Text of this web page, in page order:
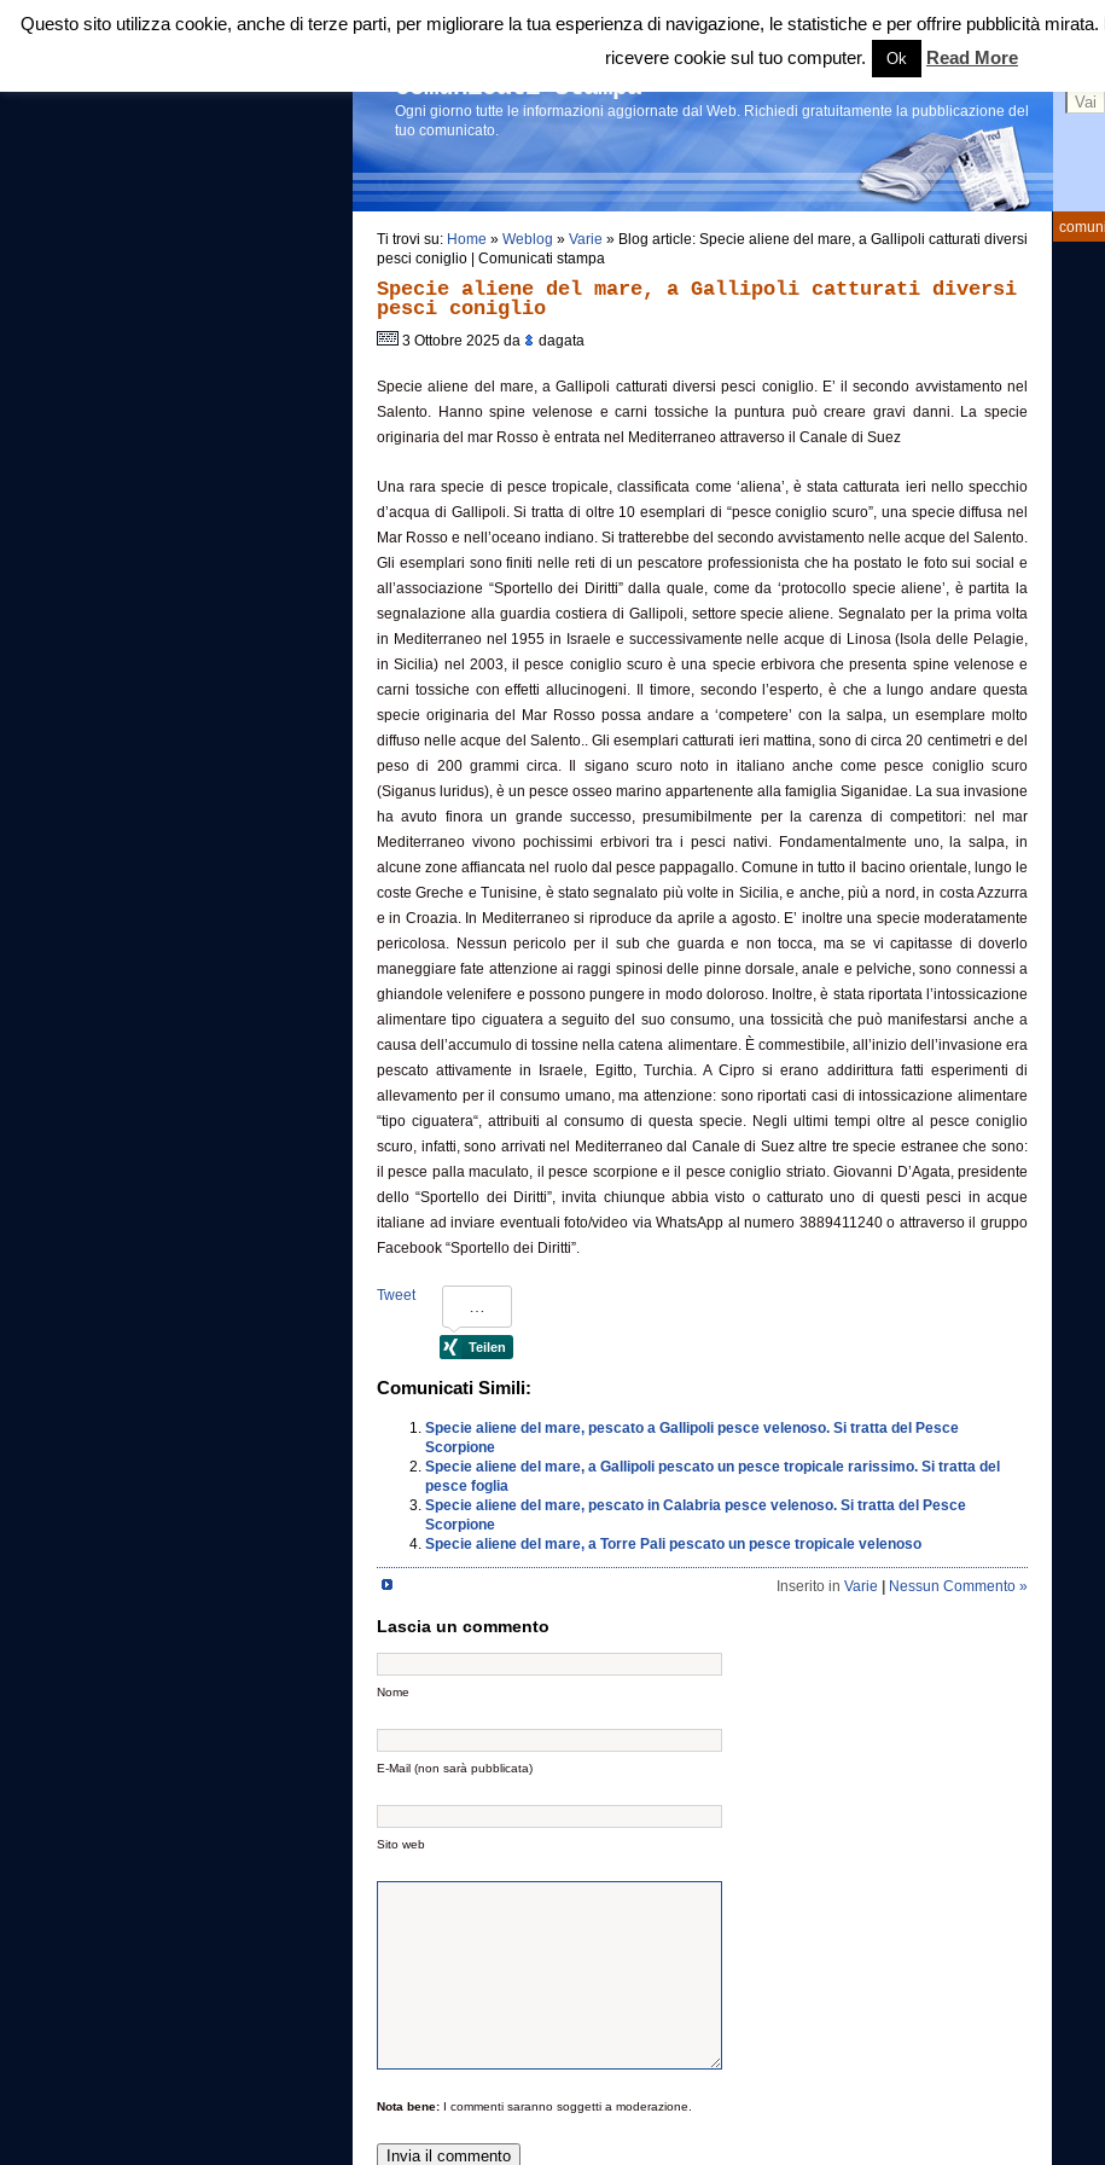
Login |RSS |
Comunicati stampa
Ogni giorno tutte le informazioni aggiornate dal Web. Richiedi gratuitamente la pubblicazione del
tuo comunicato.
Ti trovi su: Home » Weblog » Varie » Blog article: Specie aliene del mare, a Gallipoli catturati diversi
pesci coniglio | Comunicati stampa
Specie aliene del mare, a Gallipoli catturati diversi
pesci coniglio
3 Ottobre 2025 da dagata
Specie aliene del mare, a Gallipoli catturati diversi pesci coniglio. E’ il secondo avvistamento nel
Salento. Hanno spine velenose e carni tossiche la puntura può creare gravi danni. La specie
originaria del mar Rosso è entrata nel Mediterraneo attraverso il Canale di Suez
Una rara specie di pesce tropicale, classificata come ‘aliena’, è stata catturata ieri nello specchio
d’acqua di Gallipoli. Si tratta di oltre 10 esemplari di “pesce coniglio scuro”, una specie diffusa nel
Mar Rosso e nell’oceano indiano. Si tratterebbe del secondo avvistamento nelle acque del Salento.
Gli esemplari sono finiti nelle reti di un pescatore professionista che ha postato le foto sui social e
all’associazione “Sportello dei Diritti” dalla quale, come da ‘protocollo specie aliene’, è partita la
segnalazione alla guardia costiera di Gallipoli, settore specie aliene. Segnalato per la prima volta
in Mediterraneo nel 1955 in Israele e successivamente nelle acque di Linosa (Isola delle Pelagie,
in Sicilia) nel 2003, il pesce coniglio scuro è una specie erbivora che presenta spine velenose e
carni tossiche con effetti allucinogeni. Il timore, secondo l’esperto, è che a lungo andare questa
specie originaria del Mar Rosso possa andare a ‘competere’ con la salpa, un esemplare molto
diffuso nelle acque del Salento.. Gli esemplari catturati ieri mattina, sono di circa 20 centimetri e del
peso di 200 grammi circa. Il sigano scuro noto in italiano anche come pesce coniglio scuro
(Siganus luridus), è un pesce osseo marino appartenente alla famiglia Siganidae. La sua invasione
ha avuto finora un grande successo, presumibilmente per la carenza di competitori: nel mar
Mediterraneo vivono pochissimi erbivori tra i pesci nativi. Fondamentalmente uno, la salpa, in
alcune zone affiancata nel ruolo dal pesce pappagallo. Comune in tutto il bacino orientale, lungo le
coste Greche e Tunisine, è stato segnalato più volte in Sicilia, e anche, più a nord, in costa Azzurra
e in Croazia. In Mediterraneo si riproduce da aprile a agosto. E’ inoltre una specie moderatamente
pericolosa. Nessun pericolo per il sub che guarda e non tocca, ma se vi capitasse di doverlo
maneggiare fate attenzione ai raggi spinosi delle pinne dorsale, anale e pelviche, sono connessi a
ghiandole velenifere e possono pungere in modo doloroso. Inoltre, è stata riportata l’intossicazione
alimentare tipo ciguatera a seguito del suo consumo, una tossicità che può manifestarsi anche a
causa dell’accumulo di tossine nella catena alimentare. È commestibile, all’inizio dell’invasione era
pescato attivamente in Israele, Egitto, Turchia. A Cipro si erano addirittura fatti esperimenti di
allevamento per il consumo umano, ma attenzione: sono riportati casi di intossicazione alimentare
“tipo ciguatera“, attribuiti al consumo di questa specie. Negli ultimi tempi oltre al pesce coniglio
scuro, infatti, sono arrivati nel Mediterraneo dal Canale di Suez altre tre specie estranee che sono:
il pesce palla maculato, il pesce scorpione e il pesce coniglio striato. Giovanni D’Agata, presidente
dello “Sportello dei Diritti”, invita chiunque abbia visto o catturato uno di questi pesci in acque
italiane ad inviare eventuali foto/video via WhatsApp al numero 3889411240 o attraverso il gruppo
Facebook “Sportello dei Diritti”.
Tweet
Comunicati Simili:
Specie aliene del mare, pescato a Gallipoli pesce velenoso. Si tratta del Pesce
Scorpione
Specie aliene del mare, a Gallipoli pescato un pesce tropicale rarissimo. Si tratta del
pesce foglia
Specie aliene del mare, pescato in Calabria pesce velenoso. Si tratta del Pesce
Scorpione
Specie aliene del mare, a Torre Pali pescato un pesce tropicale velenoso
Inserito in Varie Nessun Commento »
Lascia un commento
Nome
E-Mail (non sarà pubblicata)
Sito web
Nota bene: I commenti saranno soggetti a moderazione.
Questo sito utilizza cookie, anche di terze parti, per migliorare la tua esperienza di navigazione, le statistiche e per offrire pubblicità
ricevere cookie sul tuo computer.
Ok Read More